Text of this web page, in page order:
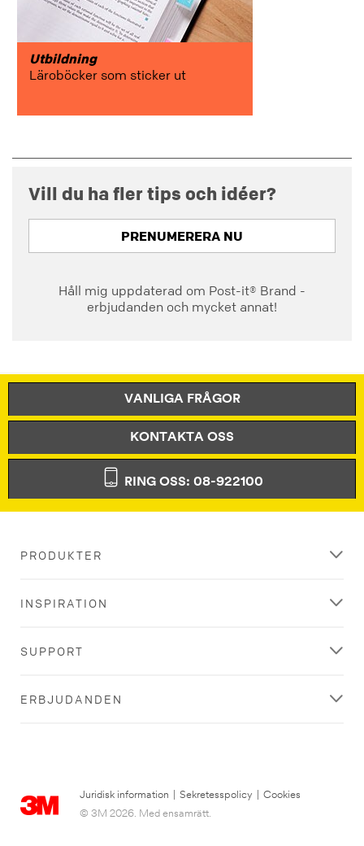
Utbildning
Läroböcker som sticker ut
Vill du ha fler tips och idéer?
PRENUMERERA NU
Håll mig uppdaterad om Post-it® Brand -
erbjudanden och mycket annat!
VANLIGA FRÅGOR
KONTAKTA OSS
RING OSS: 08-922100
PRODUKTER
INSPIRATION
SUPPORT
ERBJUDANDEN
Juridisk information Sekretesspolicy
Cookies
© 3M 2026. Med ensamrätt.